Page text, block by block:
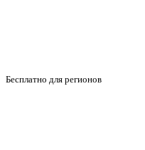
Бесплатно для регионов